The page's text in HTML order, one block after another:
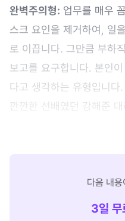
완벽주의형: 업무를 매우
스크 요인을 제거하여, 일
로 이끕니다. 그만큼 부하
보고를 요구합니다. 본인
다고 생각하는 유형입니
깐깐한 선배였던 강해준
다음 내
3일 무